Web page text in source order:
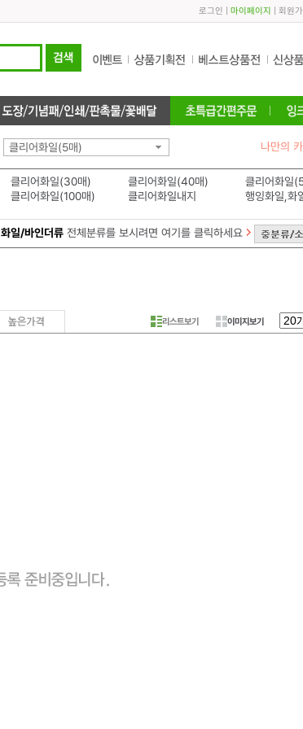
로그인 마이페이지 회원
클리어화일(5매) 나만의
클리어화일(30매) 클리어화일(40매)
클리어화일
클리어화일(100매) 클리어화일내지
행잉화일,화
화일/바인더류전체분류를 보시려면 여기를 클릭하세요
리스트보기 이미지보기